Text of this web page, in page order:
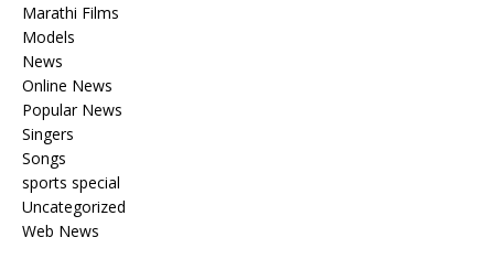
Marathi Films
Models
News
Online News
Popular News
Singers
Songs
sports special
Uncategorized
Web News